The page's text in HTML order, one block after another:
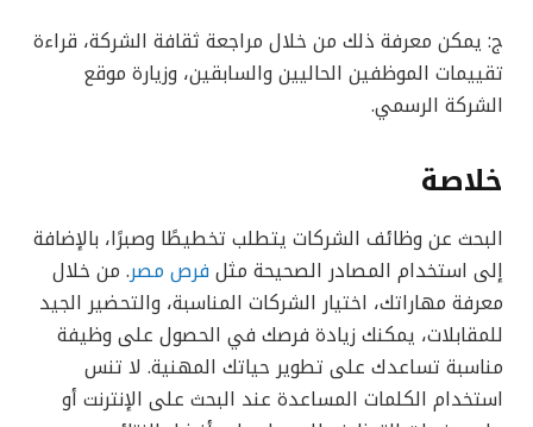
ج: يمكن معرفة ذلك من خلال مراجعة ثقافة الشركة، قراءة
تقييمات الموظفين الحاليين والسابقين، وزيارة موقع
الشركة الرسمي.
خلاصة
البحث عن وظائف الشركات يتطلب تخطيطًا وصبرًا، بالإضافة
إلى استخدام المصادر الصحيحة مثل فرص مصر. من خلال
معرفة مهاراتك، اختيار الشركات المناسبة، والتحضير الجيد
للمقابلات، يمكنك زيادة فرصك في الحصول على وظيفة
مناسبة تساعدك على تطوير حياتك المهنية. لا تنس
استخدام الكلمات المساعدة عند البحث على الإنترنت أو